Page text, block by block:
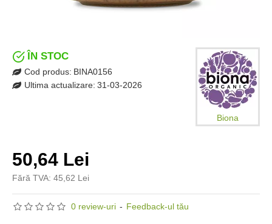
0 review-uri - Feedback-ul tău
50,64 Lei
Fără TVA: 45,62 Lei
ÎN STOC
Cod produs: BINA0156
Ultima actualizare: 31-03-2026
Biona